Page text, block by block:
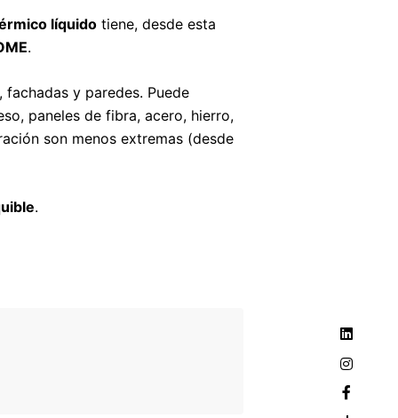
líquidotiene, desde esta
.
y paredes. Puede
paneles de fibra, acero, hierro,
son menos extremas (desde
.